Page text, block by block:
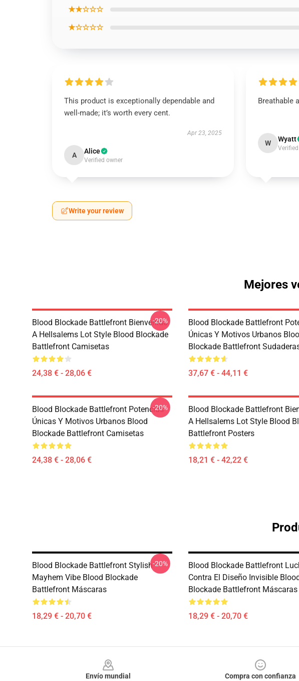
★★☆☆☆
★☆☆☆☆
This product is exceptionally dependable and
well-made; it’s worth every cent.
Apr 23, 2025
A Alice
Verified owner
Breathable
W Wyatt
Write your review
Mejores
Blood Blockade Battlefront Bienvenido
A Hellsalems Lot Style Blood Blockade
Battlefront Camisetas
24,38 € - 28,06 €
-20%
Blood Blockade Battlefront
Únicas Y Motivos Urbanos
Blockade Battlefront
37,67 € - 44,11 €
Blood Blockade Battlefront Potencias
Únicas Y Motivos Urbanos Blood
Blockade Battlefront Camisetas
24,38 € - 28,06 €
-20%
Blood Blockade Battlefront
A Hellsalems Lot Style Blood
Battlefront Posters
18,21 € - 42,22 €
Blood Blockade Battlefront Stylish
Mayhem Vibe Blood Blockade
Battlefront Máscaras
18,29 € - 20,70 €
-20%
Blood Blockade Battlefront
Contra El Diseño Invisible
Blockade Battlefront Máscaras
18,29 € - 20,70 €
Envío mundial Compra con confianza